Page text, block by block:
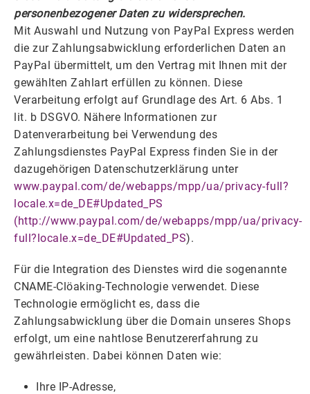
personenbezogener Daten zu widersprechen.
Mit Auswahl und Nutzung von PayPal Express werden
die zur Zahlungsabwicklung erforderlichen Daten an
PayPal übermittelt, um den Vertrag mit Ihnen mit der
gewählten Zahlart erfüllen zu können. Diese
Verarbeitung erfolgt auf Grundlage des Art. 6 Abs. 1
lit. b DSGVO. Nähere Informationen zur
Datenverarbeitung bei Verwendung des
Zahlungsdienstes PayPal Express finden Sie in der
dazugehörigen Datenschutzerklärung unter
www.paypal.com/de/webapps/mpp/ua/privacy-full?
locale.x=de_DE#Updated_PS
(http://www.paypal.com/de/webapps/mpp/ua/privacy-
full?locale.x=de_DE#Updated_PS).
Für die Integration des Dienstes wird die sogenannte
CNAME-Clöaking-Technologie verwendet. Diese
Technologie ermöglicht es, dass die
Zahlungsabwicklung über die Domain unseres Shops
erfolgt, um eine nahtlose Benutzererfahrung zu
gewährleisten. Dabei können Daten wie:
Ihre IP-Adresse,